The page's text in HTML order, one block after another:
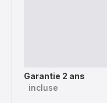
Garantie 2 ans
incluse